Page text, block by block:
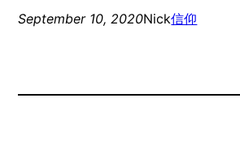
September 10, 2020Nick信仰